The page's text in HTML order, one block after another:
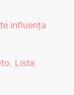
influența
Lista